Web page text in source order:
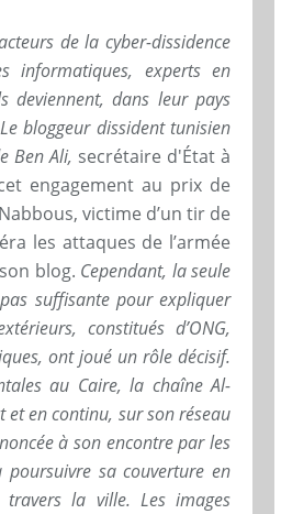
de la cyber-dissidence
informatiques, experts en
deviennent, dans leur pays
bloggeur dissident tunisien
Ben Ali, secrétaire d'État à
engagement au prix de
victime d’un tir de
les attaques de l’armée
blog. Cependant, la seule
suffisante pour expliquer
constitués d’ONG,
ont joué un rôle décisif.
au Caire, la chaîne Al-
en continu, sur son réseau
à son encontre par les
sa couverture en
la ville. Les images